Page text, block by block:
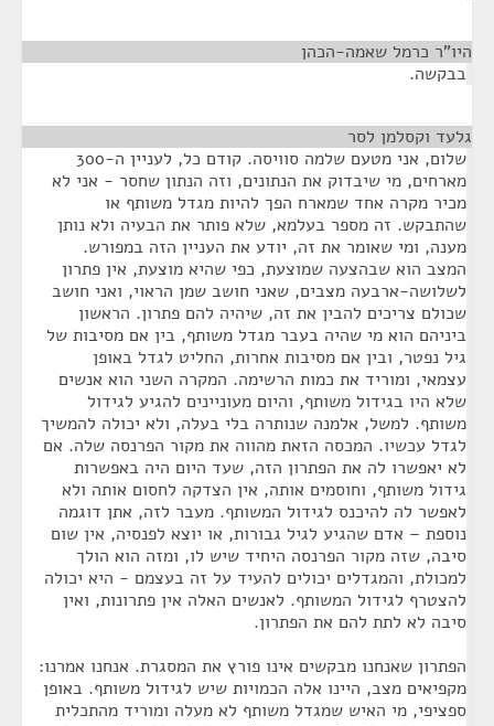
היו"ר כרמל שאמה-הכהן
בבקשה.
גלעד וקסלמן לסר
שלום, אני מטעם שלמה סוויסה. קודם כל, לעניין ה-300
מארחים, מי שיבדוק את הנתונים, וזה הנתון שחסר - אני לא
מכיר מקרה אחד שמארח הפך להיות מגדל משותף או
שהתבקש. זה מספר בעלמא, שלא פותר את הבעיה ולא נותן
מענה, ומי שאומר את זה, יודע את העניין הזה במפורש.
המצב הוא שבהצעה שמוצעת, כפי שהיא מוצעת, אין פתרון
לשלושה-ארבעה מצבים, שאני חושב שמן הראוי, ואני חושב
שכולם צריכים להבין את זה, שיהיה להם פתרון. הראשון
ביניהם הוא מי שהיה בעבר מגדל משותף, בין אם מסיבות של
גיל נפטר, ובין אם מסיבות אחרות, החליט לגדל באופן
עצמאי, ומוריד את כמות הרשימה. המקרה השני הוא אנשים
שלא היו בגידול משותף, והיום מעוניינים להגיע לגידול
משותף. למשל, אלמנה שנותרה בלי בעלה, ולא יכולה להמשיך
לגדל עכשיו. המכסה הזאת מהווה את מקור הפרנסה שלה. אם
לא יאפשרו לה את הפתרון הזה, שעד היום היה באפשרות
גידול משותף, וחוסמים אותה, אין הצדקה לחסום אותה ולא
לאפשר לה להיכנס לגידול המשותף. מעבר לזה, אתן דוגמה
נוספת – אדם שהגיע לגיל גבורות, או יוצא לפנסיה, אין שום
סיבה, שזה מקור הפרנסה היחיד שיש לו, ומזה הוא הולך
למכולת, והמגדלים יכולים להעיד על זה בעצמם - היא יכולה
להצטרף לגידול המשותף. לאנשים האלה אין פתרונות, ואין
סיבה לא לתת להם את הפתרון.
הפתרון שאנחנו מבקשים אינו פורץ את המסגרת. אנחנו אמרנו:
מקפיאים מצב, היינו אלה הכמויות שיש לגידול משותף. באופן
ספציפי, מי האיש שמגדל משותף לא מעלה ומוריד מהתכלית